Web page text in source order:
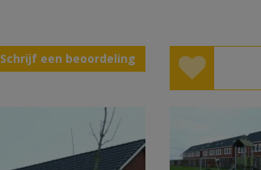
Schrijf een beoordeling